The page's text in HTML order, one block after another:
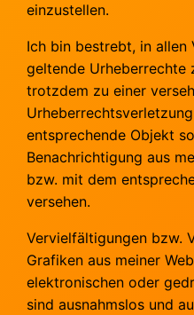
einzustellen.
Ich bin bestrebt, in allen
geltende Urheberrechte
trotzdem zu einer
entsprechende Objekt
Benachrichtigung aus
bzw. mit dem
versehen.
Vervielfältigungen bzw.
Grafiken aus meiner
elektronischen oder
sind ausnahmslos und